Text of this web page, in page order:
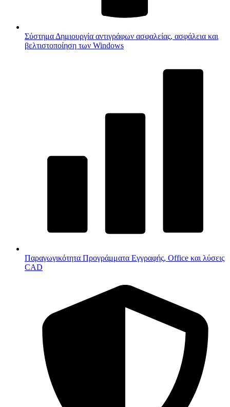
Σύστημα Δημιουργία αντιγράφων ασφαλείας, ασφάλεια και
βελτιστοποίηση των Windows
Παραγωγικότητα Προγράμματα Εγγραφής, Office και λύσεις
CAD